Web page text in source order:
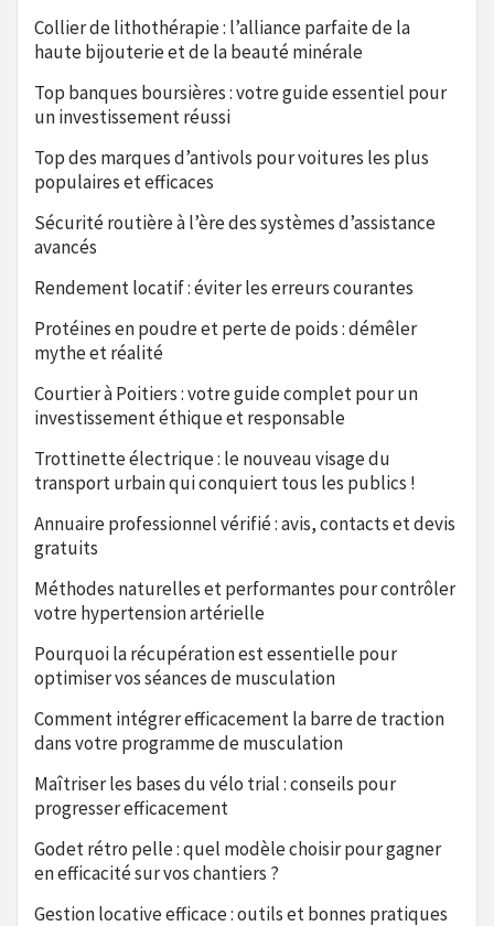
Collier de lithothérapie : l’alliance parfaite de la
haute bijouterie et de la beauté minérale
Top banques boursières : votre guide essentiel pour
un investissement réussi
Top des marques d’antivols pour voitures les plus
populaires et efficaces
Sécurité routière à l’ère des systèmes d’assistance
avancés
Rendement locatif : éviter les erreurs courantes
Protéines en poudre et perte de poids : démêler
mythe et réalité
Courtier à Poitiers : votre guide complet pour un
investissement éthique et responsable
Trottinette électrique : le nouveau visage du
transport urbain qui conquiert tous les publics !
Annuaire professionnel vérifié : avis, contacts et devis
gratuits
Méthodes naturelles et performantes pour contrôler
votre hypertension artérielle
Pourquoi la récupération est essentielle pour
optimiser vos séances de musculation
Comment intégrer efficacement la barre de traction
dans votre programme de musculation
Maîtriser les bases du vélo trial : conseils pour
progresser efficacement
Godet rétro pelle : quel modèle choisir pour gagner
en efficacité sur vos chantiers ?
Gestion locative efficace : outils et bonnes pratiques